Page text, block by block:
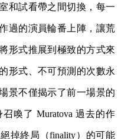
和試看帶之間切換，每一
過的演員輪番上陣，讓荒
形式推展到極致的方式來
形式、不可預測的次數永
景不僅揭示了前一場景的
喚了 Muratova 過去的作
掉終局（finality）的可能